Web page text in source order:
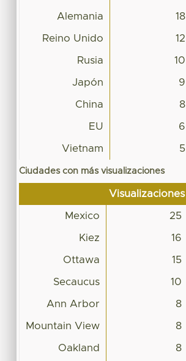
Alemania 18
Reino Unido 12
Rusia 10
Japón 9
China 8
EU 6
Vietnam 5
Ciudades con más visualizaciones
Visualizaciones
Mexico 25
Kiez 16
Ottawa 15
Secaucus 10
Ann Arbor 8
Mountain View 8
Oakland 8